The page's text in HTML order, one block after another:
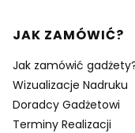
Linki w stopce
JAK ZAMÓWIĆ?
Jak zamówić
Wizualizacje Nadruku
Doradcy Gadżetowi
Terminy Realizacji